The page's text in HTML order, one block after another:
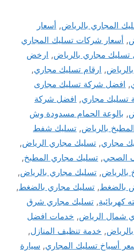
المجاري بالرياض, أسعار
, أسعار شركات تسليك المجاري
مجاري بالرياض, ارخض
, ارقام تسليك مجاري,
, افضل شركة تسليك مجارى
تسليك مجاري, افضل شركة
, بالوعة الحمام مسدودة وش
بالرياض, تسليك شفط
مجاري, تسليك مجاري الرياض,
الصحي, تسليك مجاري المطبخ,
بالرياض, تسليك مجاري بالرياض,
بالضغط, تسليك مجاري بالضغط,
, تسليك مجاري شرق
شمال الرياض, خدمات افضل
, خدمة تنظيف المنازل,
أسياخ تسليك المجاري, سيارة